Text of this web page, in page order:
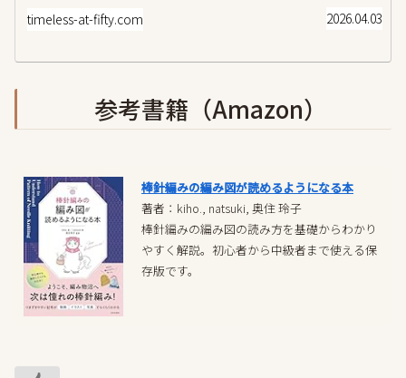
timeless-at-fifty.com 2026.04.03
参考書籍（Amazon）
棒針編みの編み図が読めるようになる本
著者：kiho., natsuki, 奥住 玲子
棒針編みの編み図の読み方を基礎からわかり
やすく解説。初心者から中級者まで使える保
存版です。